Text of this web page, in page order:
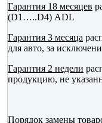
Гарантия 18 месяцев
(D1…..D4) ADL
Гарантия 3 месяца
для авто, за
Гарантия 2 недели
продукцию, не
Порядок замены